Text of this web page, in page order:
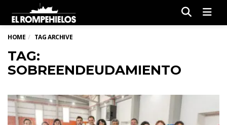
HOME TAG ARCHIVE
TAG:
SOBREENDEUDAMIENTO